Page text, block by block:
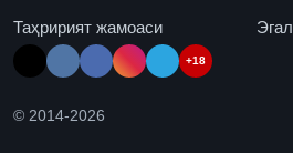
Таҳририят жамоаси
+18
© 2014-2026